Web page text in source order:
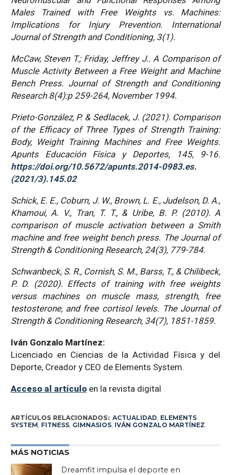
Males Trained with Free Weights vs. Machines:
Implications for Injury Prevention. International
Journal of Strength and Conditioning, 3(1).
McCaw, Steven T.; Friday, Jeffrey J.. A Comparison of
Muscle Activity Between a Free Weight and Machine
Bench Press. Journal of Strength and Conditioning
Research 8(4):p 259-264, November 1994.
Prieto-González, P. & Sedlacek, J. (2021). Comparison
of the Efficacy of Three Types of Strength Training:
Body, Weight Training Machines and Free Weights.
Apunts Educación Física y Deportes, 145, 9-16.
https://doi.org/10.5672/apunts.2014-0983.es.
(2021/3).145.02
Schick, E. E., Coburn, J. W., Brown, L. E., Judelson, D. A.,
Khamoui, A. V., Tran, T. T., & Uribe, B. P. (2010). A
comparison of muscle activation between a Smith
machine and free weight bench press. The Journal of
Strength & Conditioning Research, 24(3), 779-784.
Schwanbeck, S. R., Cornish, S. M., Barss, T., & Chilibeck,
P. D. (2020). Effects of training with free weights
versus machines on muscle mass, strength, free
testosterone, and free cortisol levels. The Journal of
Strength & Conditioning Research, 34(7), 1851-1859.
Iván Gonzalo Martínez:
Licenciado en Ciencias de la Actividad Física y del
Deporte, Creador y CEO de Elements System.
Acceso al artículoen la revista digital
ARTÍCULOS RELACIONADOS: ACTUALIDAD ELEMENTS
SYSTEM FITNESS, GIMNASIOS, IVÁN GONZALO MARTÍNEZ
MÁS NOTICIAS
Dreamfit impulsa el deporte en